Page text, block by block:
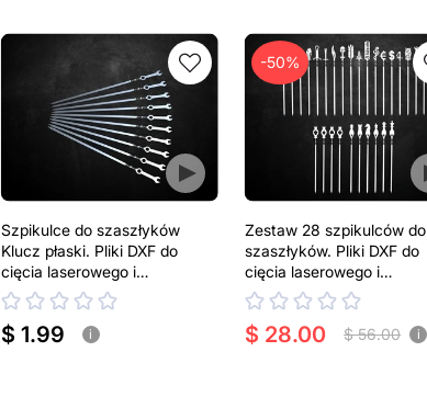
Szpikulce do szaszłyków
Klucz płaski. Pliki DXF do
cięcia laserowego i
plazmowego
$ 1.99 i
-50%
Zestaw 28 szpikulców do
szaszłyków. Pliki DXF do
cięcia laserowego i
plazmowego
$ 28.00 $ 56.00 i